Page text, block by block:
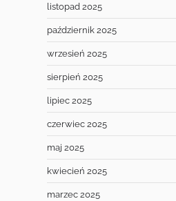
listopad 2025
październik 2025
wrzesień 2025
sierpień 2025
lipiec 2025
czerwiec 2025
maj 2025
kwiecień 2025
marzec 2025